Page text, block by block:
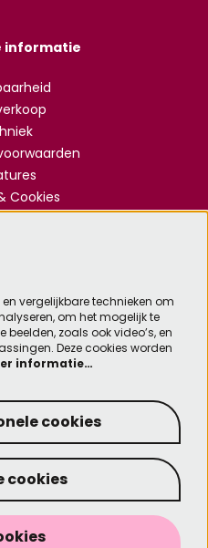
informatie
Cookies
de nieuwsbrief
Theater
vergelijkbare technieken om
om het mogelijk te
zoals ook video’s, en
Deze cookies worden
informatie…
cookies
cookies